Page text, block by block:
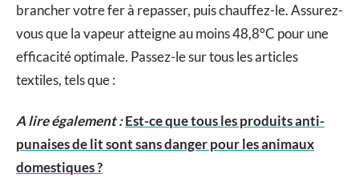
brancher votre fer à repasser, puis chauffez-le. Assurez-
vous que la vapeur atteigne au moins 48,8°C pour une
efficacité optimale. Passez-le sur tous les articles
textiles, tels que :
A lire également :Est-ce que tous les produits anti-
punaises de lit sont sans danger pour les animaux
domestiques ?